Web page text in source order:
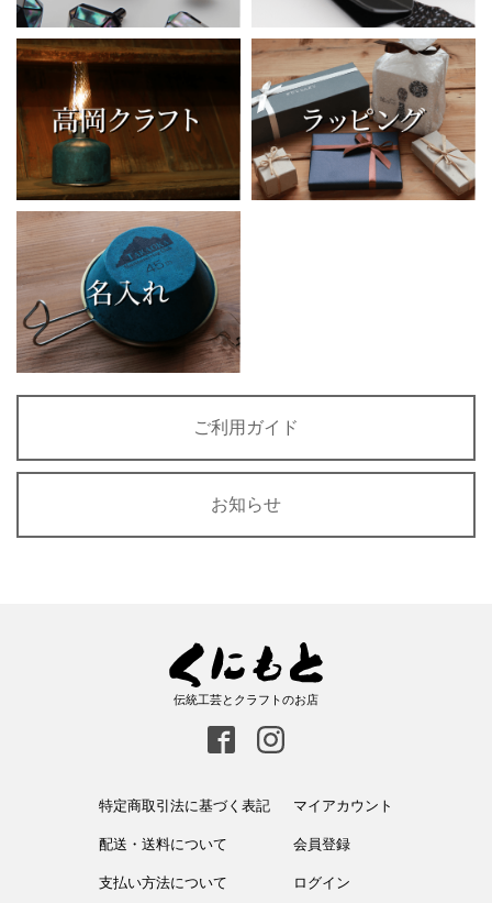
ご利用ガイド
お知らせ
伝統工芸とクラフトのお店
特定商取引法に基づく表記
配送・送料について
支払い方法について
マイアカウント
会員登録
ログイン